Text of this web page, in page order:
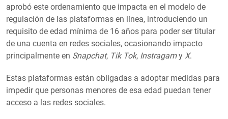
aprobó este ordenamiento que impacta en el modelo de
regulación de las plataformas en línea, introduciendo un
requisito de edad mínima de 16 años para poder ser titular
de una cuenta en redes sociales, ocasionando impacto
principalmente en Snapchat, Tik Tok, Instragamy X.
Estas plataformas están obligadas a adoptar medidas para
impedir que personas menores de esa edad puedan tener
acceso a las redes sociales.